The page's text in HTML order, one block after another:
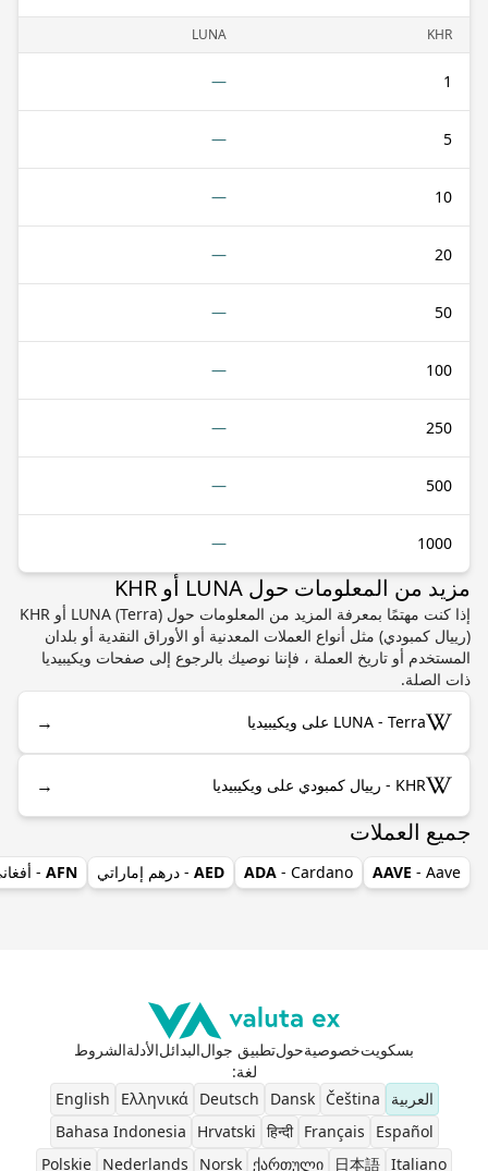
KHR
LUNA
1
—
5
—
10
—
20
—
50
—
100
—
250
—
500
—
1000
—
مزيد من المعلومات حول LUNA أو KHR
إذا كنت مهتمًا بمعرفة المزيد من المعلومات حول LUNA (Terra) أو KHR
(رييال كمبودي) مثل أنواع العملات المعدنية أو الأوراق النقدية أو بلدان
المستخدم أو تاريخ العملة ، فإننا نوصيك بالرجوع إلى صفحات ويكيبيديا
ذات الصلة.
LUNA - Terra على ويكيبيديا →
KHR - رييال كمبودي على ويكيبيديا →
جميع العملات
AAVE - Aave
ADA - Cardano
AED - درهم إماراتي AFN
-
بسكويتخصوصيةحولتطبيق جوالالبدائلالأدلةالشروط
لغة:
العربية
Čeština
Dansk
Deutsch
Ελληνικά
English
Español
Français
हिन्दी
Hrvatski
Bahasa Indonesia
Italiano
日本語
ქართული
Norsk
Nederlands
Polskie